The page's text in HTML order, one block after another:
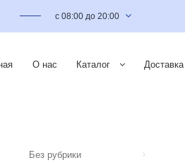
с 08:00 до 20:00
О нас Каталог Доставка
Без рубрики